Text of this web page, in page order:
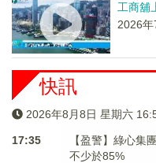
工商舖
2026
快訊
2026年8月8日 星期六
17:35
【盈警】綠心集
不少於85%